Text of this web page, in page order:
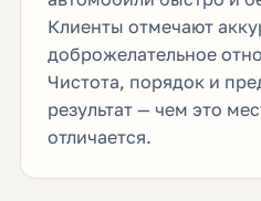
Клиенты отмечают
доброжелательное
Чистота, порядок и
результат — чем это
отличается.